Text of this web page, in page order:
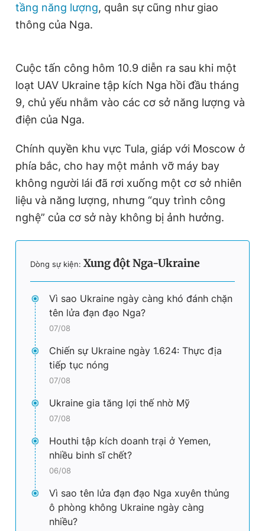
tầng năng lượng, quân sự cũng như giao
thông của Nga.
Cuộc tấn công hôm 10.9 diễn ra sau khi một
loạt UAV Ukraine tập kích Nga hồi đầu tháng
9, chủ yếu nhằm vào các cơ sở năng lượng và
điện của Nga.
Chính quyền khu vực Tula, giáp với Moscow ở
phía bắc, cho hay một mảnh vỡ máy bay
không người lái đã rơi xuống một cơ sở nhiên
liệu và năng lượng, nhưng “quy trình công
nghệ” của cơ sở này không bị ảnh hưởng.
Dòng sự kiện: Xung đột Nga-Ukraine
Vì sao Ukraine ngày càng khó đánh chặn
tên lửa đạn đạo Nga?
07/08
Chiến sự Ukraine ngày 1.624: Thực địa
tiếp tục nóng
07/08
Ukraine gia tăng lợi thế nhờ Mỹ
07/08
Houthi tập kích doanh trại ở Yemen,
nhiều binh sĩ chết?
06/08
Vì sao tên lửa đạn đạo Nga xuyên thủng
ô phòng không Ukraine ngày càng
nhiều?